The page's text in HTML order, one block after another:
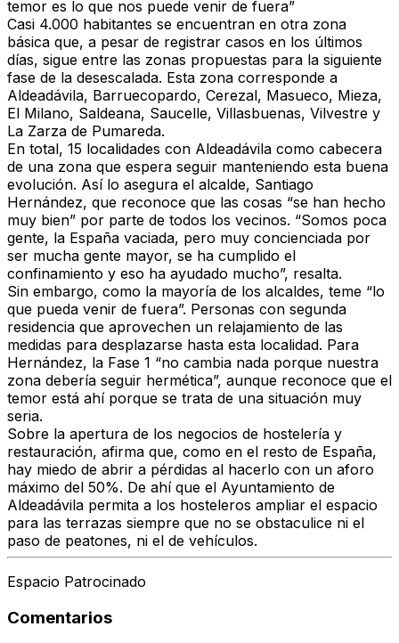
temor es lo que nos puede venir de fuera”
Casi 4.000 habitantes se encuentran en otra zona
básica que, a pesar de registrar casos en los últimos
días, sigue entre las zonas propuestas para la siguiente
fase de la desescalada. Esta zona corresponde a
Aldeadávila, Barruecopardo, Cerezal, Masueco, Mieza,
El Milano, Saldeana, Saucelle, Villasbuenas, Vilvestre y
La Zarza de Pumareda.
En total, 15 localidades con Aldeadávila como cabecera
de una zona que espera seguir manteniendo esta buena
evolución. Así lo asegura el alcalde, Santiago
Hernández, que reconoce que las cosas “se han hecho
muy bien” por parte de todos los vecinos. “Somos poca
gente, la España vaciada, pero muy concienciada por
ser mucha gente mayor, se ha cumplido el
confinamiento y eso ha ayudado mucho”, resalta.
Sin embargo, como la mayoría de los alcaldes, teme “lo
que pueda venir de fuera”. Personas con segunda
residencia que aprovechen un relajamiento de las
medidas para desplazarse hasta esta localidad. Para
Hernández, la Fase 1 “no cambia nada porque nuestra
zona debería seguir hermética”, aunque reconoce que el
temor está ahí porque se trata de una situación muy
seria.
Sobre la apertura de los negocios de hostelería y
restauración, afirma que, como en el resto de España,
hay miedo de abrir a pérdidas al hacerlo con un aforo
máximo del 50%. De ahí que el Ayuntamiento de
Aldeadávila permita a los hosteleros ampliar el espacio
para las terrazas siempre que no se obstaculice ni el
paso de peatones, ni el de vehículos.
Espacio Patrocinado
Comentarios